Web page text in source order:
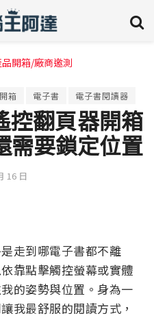
開箱/廠商邀測
開箱 電子書 電子書閱讀器
控翻頁器開箱
需要鎖定位置
16 日
走到哪電子書都不離
靠點擊觸控螢幕或實體
的姿勢與位置。身為一
我最舒服的閱讀方式，